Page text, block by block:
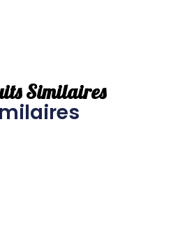
Similaires